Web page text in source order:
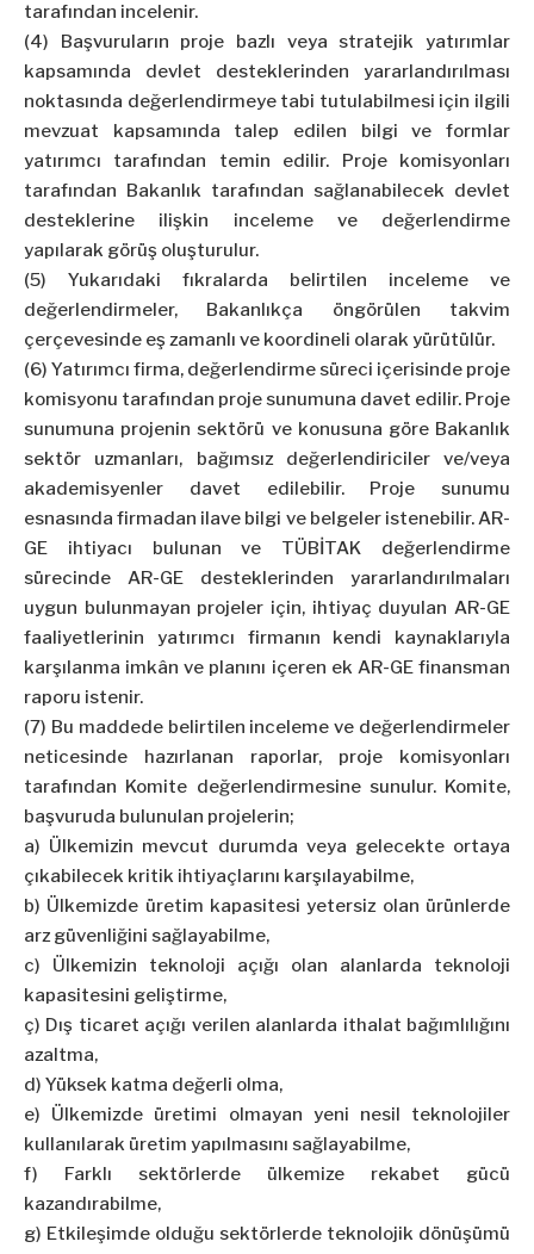
tarafından incelenir.
(4) Başvuruların proje bazlı veya stratejik yatırımlar
kapsamında devlet desteklerinden yararlandırılması
noktasında değerlendirmeye tabi tutulabilmesi için ilgili
mevzuat kapsamında talep edilen bilgi ve formlar
yatırımcı tarafından temin edilir. Proje komisyonları
tarafından Bakanlık tarafından sağlanabilecek devlet
desteklerine ilişkin inceleme ve değerlendirme
yapılarak görüş oluşturulur.
(5) Yukarıdaki fıkralarda belirtilen inceleme ve
değerlendirmeler, Bakanlıkça öngörülen takvim
çerçevesinde eş zamanlı ve koordineli olarak yürütülür.
(6) Yatırımcı firma, değerlendirme süreci içerisinde proje
komisyonu tarafından proje sunumuna davet edilir. Proje
sunumuna projenin sektörü ve konusuna göre Bakanlık
sektör uzmanları, bağımsız değerlendiriciler ve/veya
akademisyenler davet edilebilir. Proje sunumu
esnasında firmadan ilave bilgi ve belgeler istenebilir. AR-
GE ihtiyacı bulunan ve TÜBİTAK değerlendirme
sürecinde AR-GE desteklerinden yararlandırılmaları
uygun bulunmayan projeler için, ihtiyaç duyulan AR-GE
faaliyetlerinin yatırımcı firmanın kendi kaynaklarıyla
karşılanma imkân ve planını içeren ek AR-GE finansman
raporu istenir.
(7) Bu maddede belirtilen inceleme ve değerlendirmeler
neticesinde hazırlanan raporlar, proje komisyonları
tarafından Komite değerlendirmesine sunulur. Komite,
başvuruda bulunulan projelerin;
a) Ülkemizin mevcut durumda veya gelecekte ortaya
çıkabilecek kritik ihtiyaçlarını karşılayabilme,
b) Ülkemizde üretim kapasitesi yetersiz olan ürünlerde
arz güvenliğini sağlayabilme,
c) Ülkemizin teknoloji açığı olan alanlarda teknoloji
kapasitesini geliştirme,
ç) Dış ticaret açığı verilen alanlarda ithalat bağımlılığını
azaltma,
d) Yüksek katma değerli olma,
e) Ülkemizde üretimi olmayan yeni nesil teknolojiler
kullanılarak üretim yapılmasını sağlayabilme,
f) Farklı sektörlerde ülkemize rekabet gücü
kazandırabilme,
g) Etkileşimde olduğu sektörlerde teknolojik dönüşümü